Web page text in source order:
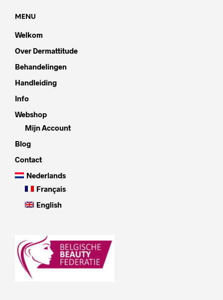
MENU
Welkom
Over Dermattitude
Behandelingen
Handleiding
Info
Webshop
Mijn Account
Blog
Contact
Nederlands
Français
English